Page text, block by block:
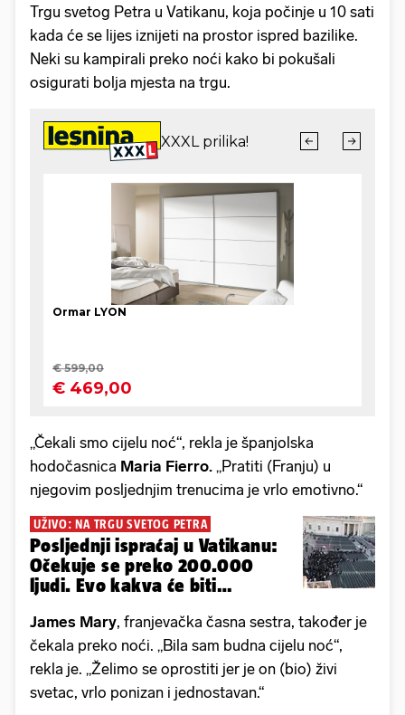
Trgu svetog Petra u Vatikanu, koja počinje u 10 sati
kada će se lijes iznijeti na prostor ispred bazilike.
Neki su kampirali preko noći kako bi pokušali
osigurati bolja mjesta na trgu.
„Čekali smo cijelu noć“, rekla je španjolska
hodočasnica Maria Fierro. „Pratiti (Franju) u
njegovim posljednjim trenucima je vrlo emotivno.“
UŽIVO: NA TRGU SVETOG PETRA
Posljednji ispraćaj u Vatikanu:
Očekuje se preko 200.000
ljudi. Evo kakva će biti
James Mary, franjevačka časna sestra, također je
čekala preko noći. „Bila sam budna cijelu noć“,
rekla je. „Želimo se oprostiti jer je on (bio) živi
svetac, vrlo ponizan i jednostavan.“